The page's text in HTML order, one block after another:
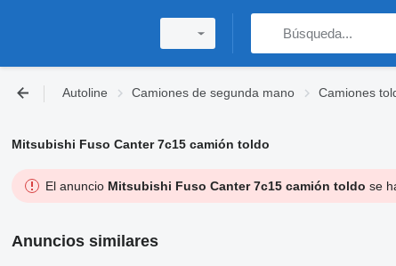
Autoline Camiones de segunda mano Camiones
Mitsubishi Fuso Canter 7c15 camión toldo
El anuncio Mitsubishi Fuso Canter 7c15 camión toldo se
Anuncios similares